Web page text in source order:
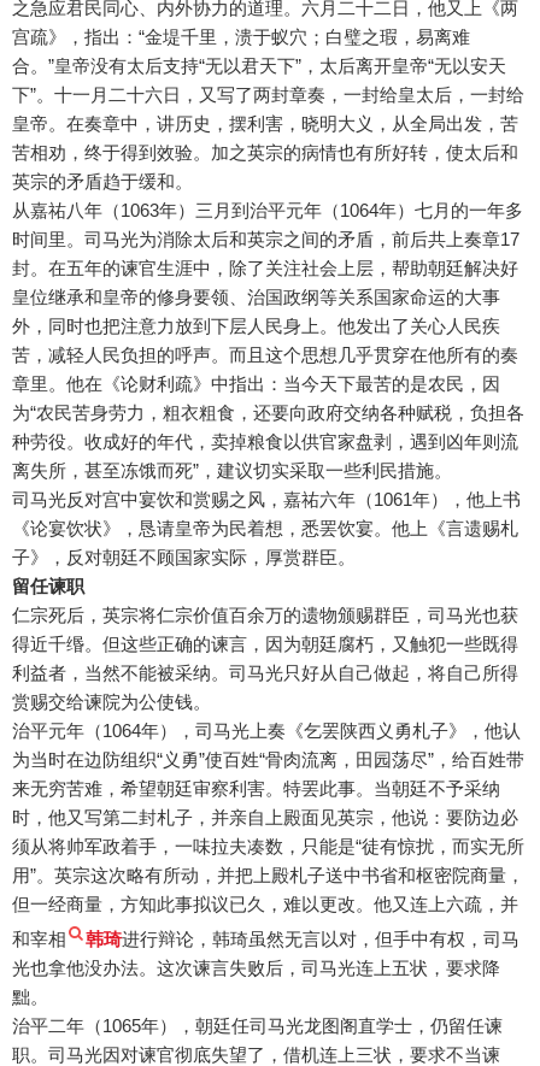
之急应君民同心、内外协力的道理。六月二十二日，他又上《两
宫疏》，指出：“金堤千里，溃于蚁穴；白璧之瑕，易离难
合。”皇帝没有太后支持“无以君天下”，太后离开皇帝“无以安天
下”。十一月二十六日，又写了两封章奏，一封给皇太后，一封给
皇帝。在奏章中，讲历史，摆利害，晓明大义，从全局出发，苦
苦相劝，终于得到效验。加之英宗的病情也有所好转，使太后和
英宗的矛盾趋于缓和。
从嘉祐八年（1063年）三月到治平元年（1064年）七月的一年多
时间里。司马光为消除太后和英宗之间的矛盾，前后共上奏章17
封。在五年的谏官生涯中，除了关注社会上层，帮助朝廷解决好
皇位继承和皇帝的修身要领、治国政纲等关系国家命运的大事
外，同时也把注意力放到下层人民身上。他发出了关心人民疾
苦，减轻人民负担的呼声。而且这个思想几乎贯穿在他所有的奏
章里。他在《论财利疏》中指出：当今天下最苦的是农民，因
为“农民苦身劳力，粗衣粗食，还要向政府交纳各种赋税，负担各
种劳役。收成好的年代，卖掉粮食以供官家盘剥，遇到凶年则流
离失所，甚至冻饿而死”，建议切实采取一些利民措施。
司马光反对宫中宴饮和赏赐之风，嘉祐六年（1061年），他上书
《论宴饮状》，恳请皇帝为民着想，悉罢饮宴。他上《言遗赐札
子》，反对朝廷不顾国家实际，厚赏群臣。
留任谏职
仁宗死后，英宗将仁宗价值百余万的遗物颁赐群臣，司马光也获
得近千缗。但这些正确的谏言，因为朝廷腐朽，又触犯一些既得
利益者，当然不能被采纳。司马光只好从自己做起，将自己所得
赏赐交给谏院为公使钱。
治平元年（1064年），司马光上奏《乞罢陕西义勇札子》，他认
为当时在边防组织“义勇”使百姓“骨肉流离，田园荡尽”，给百姓带
来无穷苦难，希望朝廷审察利害。特罢此事。当朝廷不予采纳
时，他又写第二封札子，并亲自上殿面见英宗，他说：要防边必
须从将帅军政着手，一味拉夫凑数，只能是“徒有惊扰，而实无所
用”。英宗这次略有所动，并把上殿札子送中书省和枢密院商量，
但一经商量，方知此事拟议已久，难以更改。他又连上六疏，并
和宰相
韩琦进行辩论，韩琦虽然无言以对，但手中有权，司马
光也拿他没办法。这次谏言失败后，司马光连上五状，要求降
黜。
治平二年（1065年），朝廷任司马光龙图阁直学士，仍留任谏
职。司马光因对谏官彻底失望了，借机连上三状，要求不当谏